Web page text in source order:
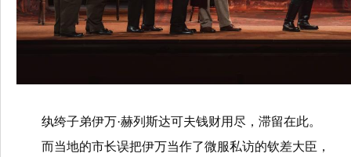
纨绔子弟伊万·赫列斯达可夫钱财用尽，滞留在此。
而当地的市长误把伊万当作了微服私访的钦差大臣，